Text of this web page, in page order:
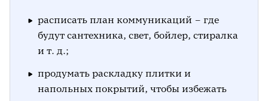
расписать план коммуникаций – где
будут сантехника, свет, бойлер, стиралка
и т. д.;
продумать раскладку плитки и
напольных покрытий, чтобы избежать